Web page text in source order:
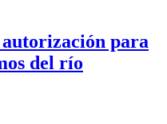
para
del río